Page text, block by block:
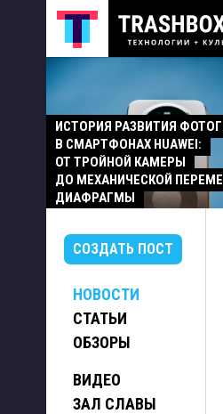
ИСТОРИЯ РАЗВИТИЯ
В СМАРТФОНАХ HUAWEI:
ОТ ТРОЙНОЙ КАМЕРЫ
ДО МЕХАНИЧЕСКОЙ
ДИАФРАГМЫ
СОЗДАТЬ ПОСТ
НОВОСТИ
СТАТЬИ
ОБЗОРЫ
ВИДЕО
ЗАЛ СЛАВЫ